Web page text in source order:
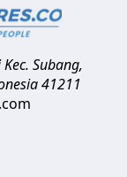
Kec. Subang,
41211